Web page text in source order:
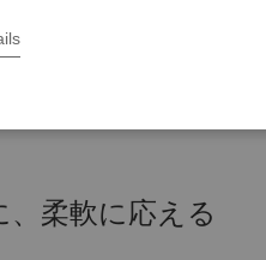
柔軟に応える